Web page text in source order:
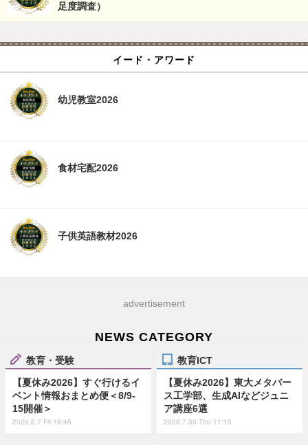
足度調査）
イード・アワード
幼児教室2026
食材宅配2026
子供英語教材2026
advertisement
NEWS CATEGORY
教育・受験
【夏休み2026】すぐ行けるイ
ベント情報おまとめ便＜8/9-
15開催＞
2026.8.7 Fri 19:45
教育ICT
【夏休み2026】東大メタバー
ス工学部、生成AIなどジュニ
ア講座6選
2026.7.30 Thu 11:15